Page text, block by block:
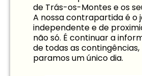
de Trás-os-Montes e os
A nossa contrapartida é o
independente e de
não só. É continuar a
de todas as contingências,
paramos um único dia.